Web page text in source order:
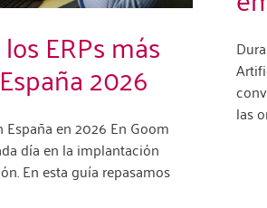
ERPs más
2026
España en 2026 En Goom
día en la implantación
En esta guía repasamos
las